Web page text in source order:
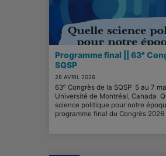
Programme final || 63ᵉ
SQSP
28 AVRIL 2026
63ᵉ Congrès de la SQSP 5 au 7
Université de Montréal, Canada
science politique pour notre
programme final du Congrès